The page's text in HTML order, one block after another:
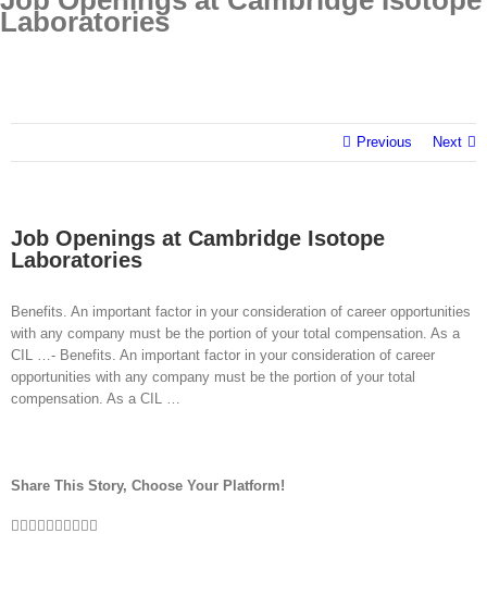
Laboratories
Previous Next
Job Openings at Cambridge Isotope
Laboratories
Benefits. An important factor in your consideration of career opportunities
with any company must be the portion of your total compensation. As a
CIL …- Benefits. An important factor in your consideration of career
opportunities with any company must be the portion of your total
compensation. As a CIL …
Share This Story, Choose Your Platform!
Facebook
Twitter
LinkedIn
Reddit
WhatsApp
Tumblr
Pinterest
VkXing